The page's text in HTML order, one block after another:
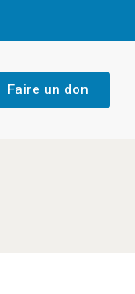
Faire un don